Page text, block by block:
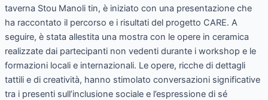
taverna Stou Manoli tin, è iniziato con una presentazione che
ha raccontato il percorso e i risultati del progetto CARE. A
seguire, è stata allestita una mostra con le opere in ceramica
realizzate dai partecipanti non vedenti durante i workshop e le
formazioni locali e internazionali. Le opere, ricche di dettagli
tattili e di creatività, hanno stimolato conversazioni significative
tra i presenti sull’inclusione sociale e l’espressione di sé